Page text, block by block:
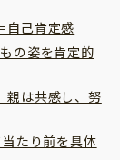
自己肯定感
の姿を肯定的
は共感し、努
たり前を具体